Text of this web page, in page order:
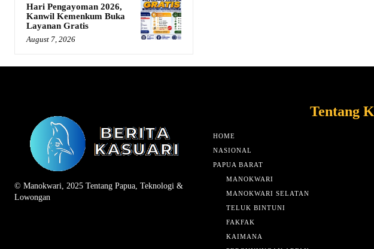
Hari Pengayoman 2026,
Kanwil Kemenkum Buka
Layanan Gratis
August 7, 2026
© Manokwari, 2025 Tentang Papua, Teknologi &
Lowongan
Tentang
HOME
NASIONAL
PAPUA BARAT
MANOKWARI
MANOKWARI SELATAN
TELUK BINTUNI
FAKFAK
KAIMANA